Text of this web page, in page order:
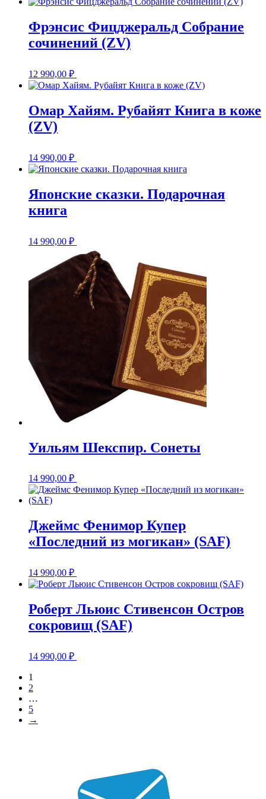
Фрэнсис Фицджеральд Собрание
сочинений (ZV)
12 990,00 ₽
Омар Хайям. Рубайят Книга в коже
(ZV)
14 990,00 ₽
Японские сказки. Подарочная
книга
14 990,00 ₽
Уильям Шекспир. Сонеты
14 990,00 ₽
Джеймс Фенимор Купер
«Последний из могикан» (SAF)
14 990,00 ₽
Роберт Льюис Стивенсон Остров
сокровищ (SAF)
14 990,00 ₽
1
2
…
5
→